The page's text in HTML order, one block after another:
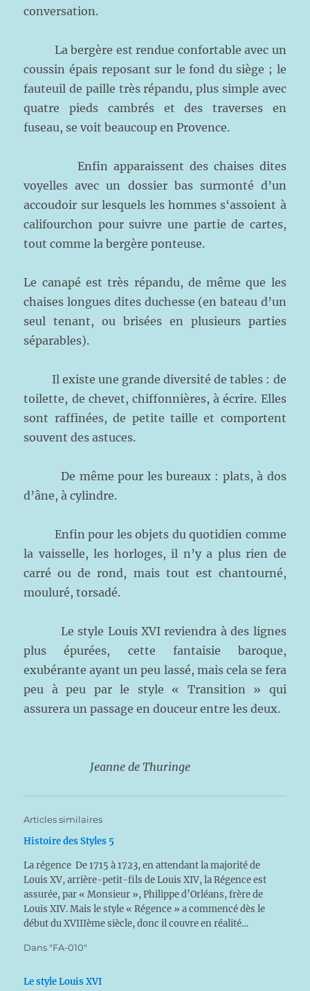
conversation.
La bergère est rendue confortable avec un
coussin épais reposant sur le fond du siège ; le
fauteuil de paille très répandu, plus simple avec
quatre pieds cambrés et des traverses en
fuseau, se voit beaucoup en Provence.
Enfin apparaissent des chaises dites
voyelles avec un dossier bas surmonté d’un
accoudoir sur lesquels les hommes s‘assoient à
califourchon pour suivre une partie de cartes,
tout comme la bergère ponteuse.
Le canapé est très répandu, de même que les
chaises longues dites duchesse (en bateau d’un
seul tenant, ou brisées en plusieurs parties
séparables).
Il existe une grande diversité de tables : de
toilette, de chevet, chiffonnières, à écrire. Elles
sont raffinées, de petite taille et comportent
souvent des astuces.
De même pour les bureaux : plats, à dos
d’âne, à cylindre.
Enfin pour les objets du quotidien comme
la vaisselle, les horloges, il n’y a plus rien de
carré ou de rond, mais tout est chantourné,
mouluré, torsadé.
Le style Louis XVI reviendra à des lignes
plus épurées, cette fantaisie baroque,
exubérante ayant un peu lassé, mais cela se fera
peu à peu par le style « Transition » qui
assurera un passage en douceur entre les deux.
Jeanne de Thuringe
Articles similaires
Histoire des Styles 5
La régence De 1715 à 1723, en attendant la majorité de
Louis XV, arrière-petit-fils de Louis XIV, la Régence est
assurée, par « Monsieur », Philippe d’Orléans, frère de
Louis XIV. Mais le style « Régence » a commencé dès le
début du XVIIIème siècle, donc il couvre en réalité…
Dans "FA-010"
Le style Louis XVI